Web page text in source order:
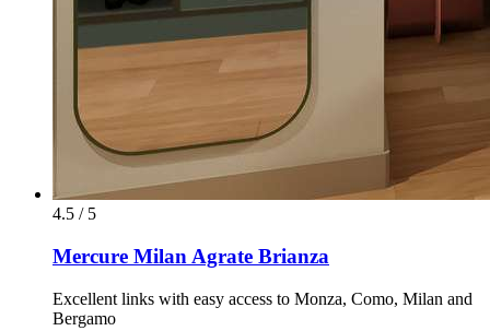
4.5 / 5
Mercure Milan Agrate Brianza
Excellent links with easy access to Monza, Como, Milan and
Bergamo